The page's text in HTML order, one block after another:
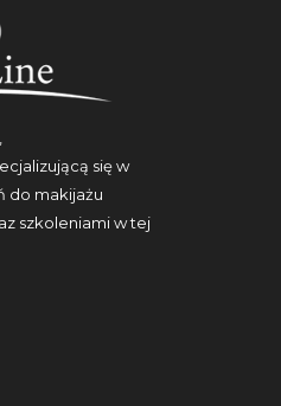
się w
do makijażu
szkoleniami w tej